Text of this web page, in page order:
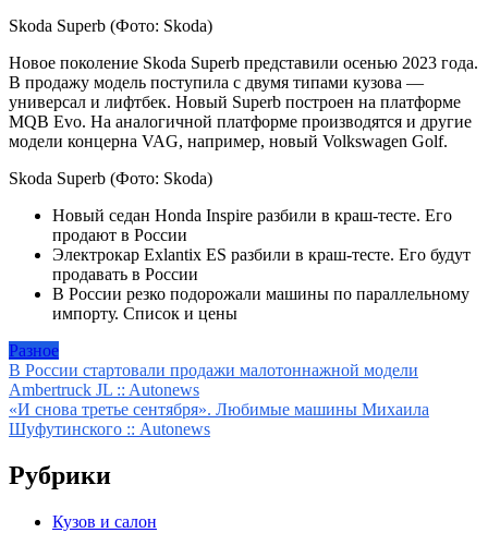
Skoda Superb (Фото: Skoda)
Новое поколение Skoda Superb представили осенью 2023 года.
В продажу модель поступила с двумя типами кузова —
универсал и лифтбек. Новый Superb построен на платформе
MQB Evo. На аналогичной платформе производятся и другие
модели концерна VAG, например, новый Volkswagen Golf.
Skoda Superb (Фото: Skoda)
Новый седан Honda Inspire разбили в краш-тесте. Его
продают в России
Электрокар Exlantix ES разбили в краш-тесте. Его будут
продавать в России
В России резко подорожали машины по параллельному
импорту. Список и цены
Разное
Навигация
по
записям
В России стартовали продажи малотоннажной модели
Ambertruck JL :: Autonews
«И снова третье сентября». Любимые машины Михаила
Шуфутинского :: Autonews
Рубрики
Кузов и салон